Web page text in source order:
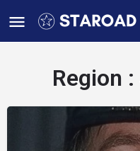
Region :